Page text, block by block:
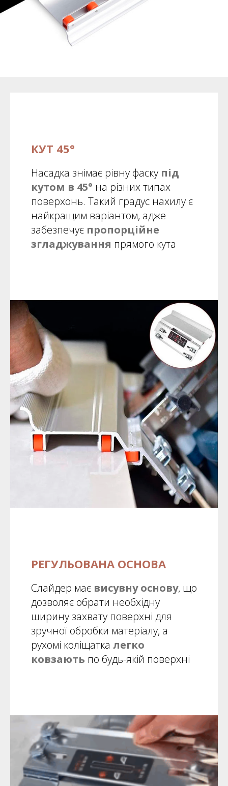
КУТ 45°
Насадка знімає рівну фаску під
кутом в 45° на різних типах
поверхонь. Такий градус нахилу є
найкращим варіантом, адже
забезпечує пропорційне
згладжування прямого кута
РЕГУЛЬОВАНА ОСНОВА
Слайдер має висувну основу, що
дозволяє обрати необхідну
ширину захвату поверхні для
зручної обробки матеріалу, а
рухомі коліщатка легко
ковзають по будь-якій поверхні